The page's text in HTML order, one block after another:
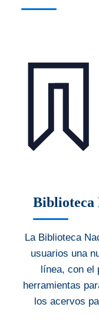
Biblioteca
La Biblioteca
usuarios una
línea, con el
herramientas
los acervos